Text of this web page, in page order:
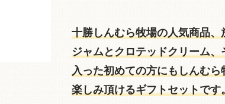
十勝しんむら牧場の人気商品、
ジャムとクロテッドクリーム、
入った初めての方にもしんむら
楽しみ頂けるギフトセットです